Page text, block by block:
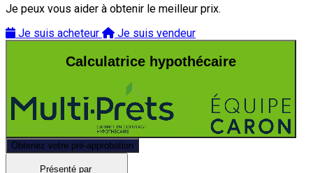
Je peux vous aider à obtenir le meilleur prix.
Je suis acheteur
Je suis vendeur
Calculatrice hypothécaire
Obtenez votre pré-approbation
Présenté par